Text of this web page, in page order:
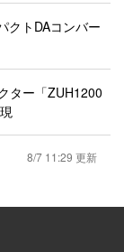
クトDAコンバー
ター「ZUH1200
8/7 11:29 更新